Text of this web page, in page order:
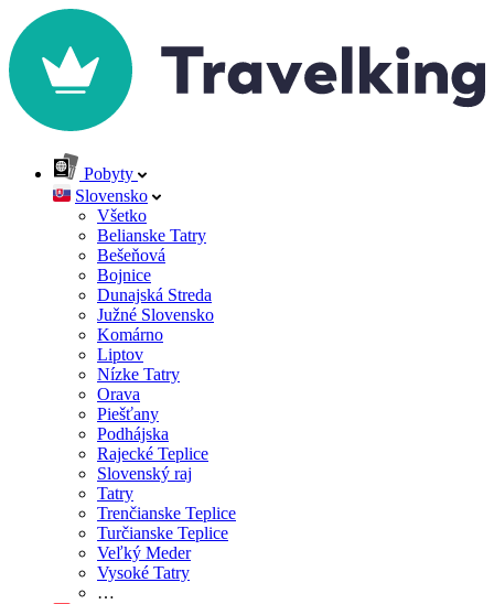
Pobyty
Slovensko
Všetko
Belianske Tatry
Bešeňová
Bojnice
Dunajská Streda
Južné Slovensko
Komárno
Liptov
Nízke Tatry
Orava
Piešťany
Podhájska
Rajecké Teplice
Slovenský raj
Tatry
Trenčianske Teplice
Turčianske Teplice
Veľký Meder
Vysoké Tatry
…